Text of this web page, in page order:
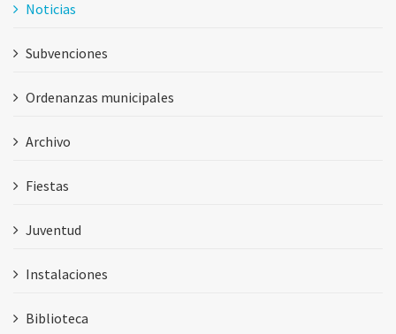
Noticias
Subvenciones
Ordenanzas municipales
Archivo
Fiestas
Juventud
Instalaciones
Biblioteca